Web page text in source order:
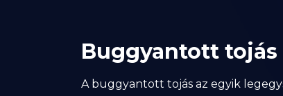
Buggyantott tojás
A buggyantott tojás az egyik